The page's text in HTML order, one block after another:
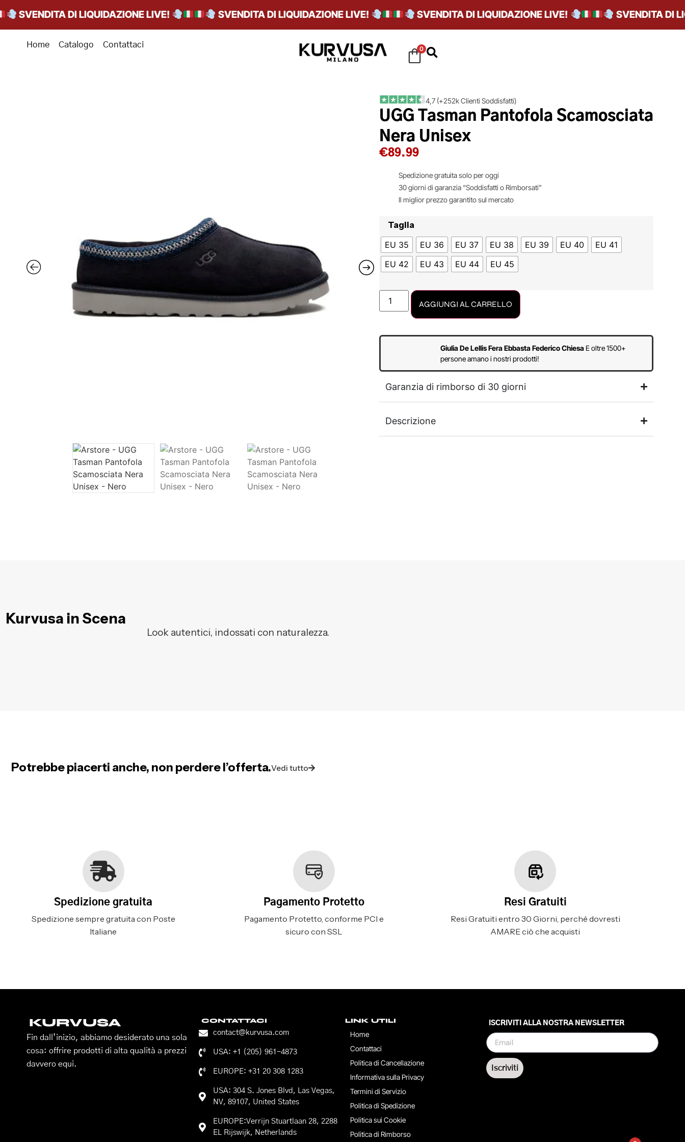
SVENDITA DI LIQUIDAZIONE LIVE! SVENDITA DI LIQUIDAZIONE LIVE! SVENDITA DI LIQUIDAZIONE LIVE! SVENDITA DI
Home Catalogo Contattaci 0
4,7 (+252k Clienti Soddisfatti)
UGG Tasman Pantofola Scamosciata
Nera Unisex
€89.99
Spedizione gratuita solo per oggi
30 giorni di garanzia “Soddisfatti o Rimborsati”
Il miglior prezzo garantito sul mercato
Taglia
EU 35
EU 36 EU 37 EU 38 EU 39 EU 40
EU 41
EU 42
EU 43 EU 44 EU 45
AGGIUNGI AL CARRELLO
Giulia De Lellis Fera Ebbasta Federico ChiesaE oltre 1500+
persone amano i nostri prodotti!
Garanzia di rimborso di 30 giorni
Descrizione
Kurvusa in Scena
Look autentici, indossati con naturalezza.
Potrebbe piacerti anche, non perdere l’offerta.Vedi tutto
Spedizione gratuita
Spedizione sempre gratuita con Poste
Italiane
Pagamento Protetto
Pagamento Protetto, conforme PCI e
sicuro con SSL
Resi Gratuiti
Resi Gratuiti entro 30 Giorni, perché dovresti
AMARE ciò che acquisti
KURVUSA
Fin dall’inizio, abbiamo desiderato una sola
cosa: offrire prodotti di alta qualità a prezzi
davvero equi.
CONTATTACI
contact@kurvusa.com
USA: +1 (205) 961-4873
EUROPE: +31 20 308 1283
USA: 304 S. Jones Blvd, Las Vegas,
NV, 89107, United States
EUROPE:Verrijn Stuartlaan 28, 2288
EL Rijswijk, Netherlands
LINK UTILI
Home
Contattaci
Politica di Cancellazione
Informativa sulla Privacy
Termini di Servizio
Politica di Spedizione
Politica sui Cookie
Politica di Rimborso
ISCRIVITI ALLA NOSTRA NEWSLETTER
Iscriviti